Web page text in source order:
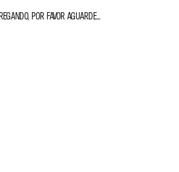
POR FAVOR AGUARDE...